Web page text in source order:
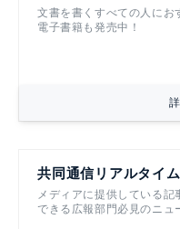
文書を書くすべての人にお
電子書籍も発売中！
共同通信リアルタイ
メディアに提供している記
できる広報部門必見のニュ